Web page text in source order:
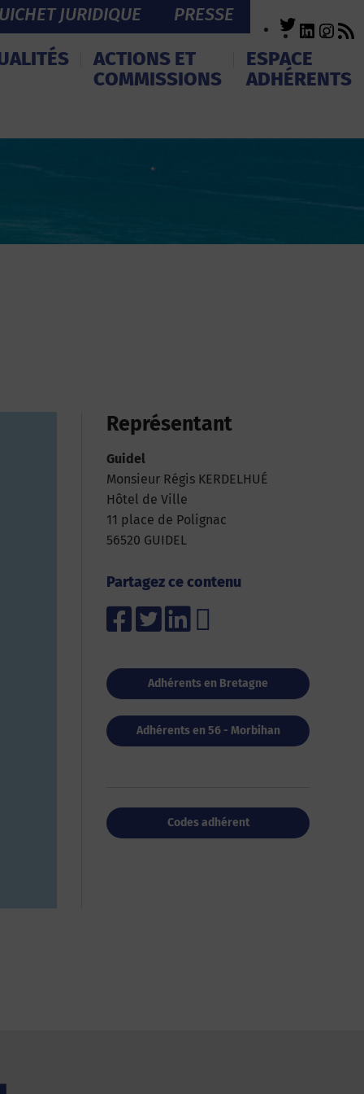
JURIDIQUE PRESSE Twitter
ACTIONS ET
COMMISSIONS
ESPACE
ADHÉRENTS
Représentant
Guidel
Monsieur Régis KERDELHUÉ
Hôtel de Ville
11 place de Polignac
56520 GUIDEL
Partagez ce contenu
Adhérents en Bretagne
Adhérents en 56 - Morbihan
Codes adhérent